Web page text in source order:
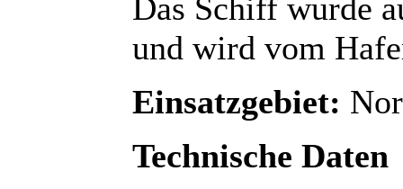
Das Schiff wurde
und wird vom
Einsatzgebiet:
Technische Daten